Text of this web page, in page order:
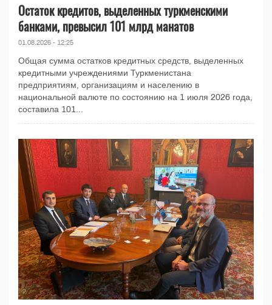
Остаток кредитов, выделенных туркменскими
банками, превысил 101 млрд манатов
01.08.2026 - 12:25
Общая сумма остатков кредитных средств, выделенных
кредитными учреждениями Туркменистана
предприятиям, организациям и населению в
национальной валюте по состоянию на 1 июля 2026 года,
составила 101...